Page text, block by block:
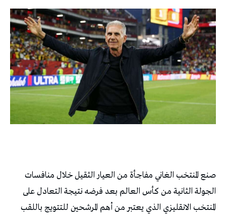
صنع المنتخب الغاني مفاجأة من العيار الثقيل خلال منافسات
الجولة الثانية من كأس العالم بعد فرضه نتيجة التعادل على
المنتخب الانقليزي الذي يعتبر من أهم المرشحين للتتويج باللقب